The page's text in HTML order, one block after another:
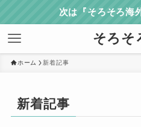
次は『そろそろ海
そろそ
ホーム 新着記事
新着記事